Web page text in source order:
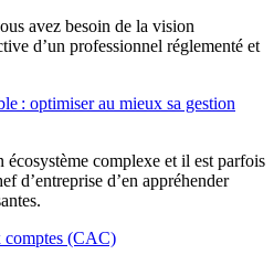
avez besoin de la vision
d’un professionnel réglementé et
: optimiser au mieux sa gestion
écosystème complexe et il est parfois
d’entreprise d’en appréhender
comptes (CAC)